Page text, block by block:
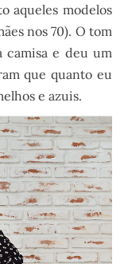
aqueles modelos
nos 70). O tom
camisa e deu um
que quanto eu
e azuis.